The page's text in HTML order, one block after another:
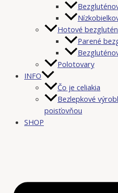
Hotové
Parené
Polotovary
INFO
Čo je celiakia
Bezlepkové
poisťovňou
SHOP